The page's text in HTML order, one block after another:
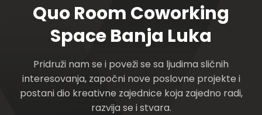
Quo Room Coworking
Space Banja Luka
Pridruži nam se i poveži se sa ljudima sličnih
interesovanja, započni nove poslovne projekte i
postani dio kreativne zajednice koja zajedno radi,
razvija se i stvara.